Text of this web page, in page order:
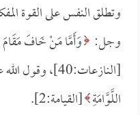
وتطلق النفس على القوة
وجل: وَأَمَّا مَنْ خَافَ
[النازعات:40]، وقول الله عز وجل:
اللَّوَّامَةِ [القيامة:2].